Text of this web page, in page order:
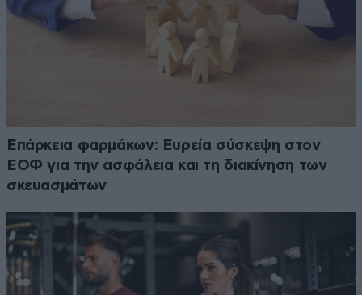
Επάρκεια φαρμάκων: Ευρεία σύσκεψη στον
ΕΟΦ για την ασφάλεια και τη διακίνηση των
σκευασμάτων